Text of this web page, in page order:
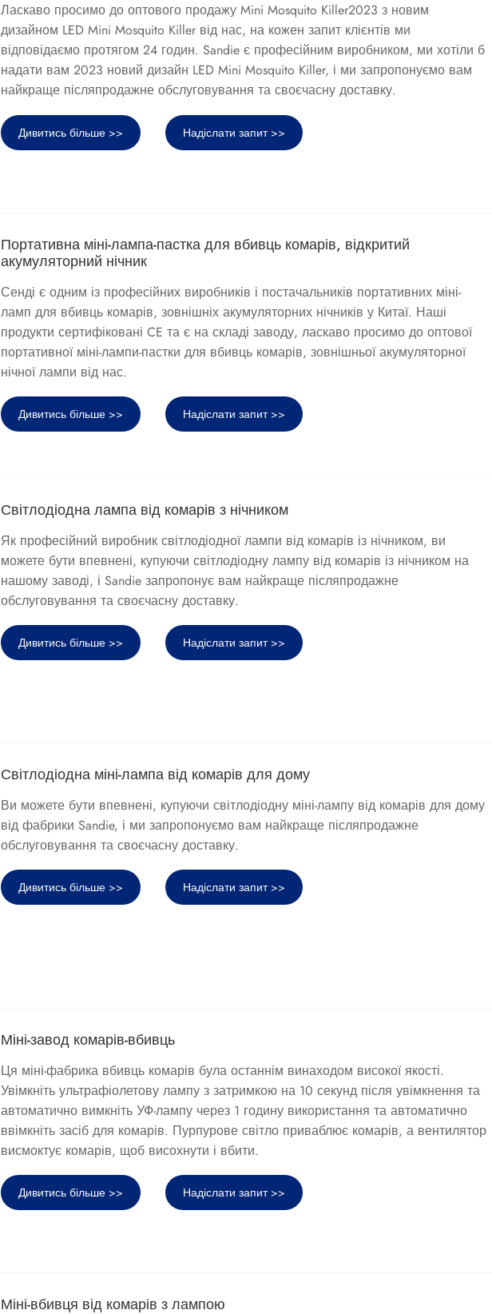
Ласкаво просимо до оптового продажу Mini Mosquito Killer2023 з новим
дизайном LED Mini Mosquito Killer від нас, на кожен запит клієнтів ми
відповідаємо протягом 24 годин. Sandie є професійним виробником, ми хотіли б
надати вам 2023 новий дизайн LED Mini Mosquito Killer, і ми запропонуємо вам
найкраще післяпродажне обслуговування та своєчасну доставку.
Дивитись більше >> Надіслати запит >>
Портативна міні-лампа-пастка для вбивць комарів, відкритий
акумуляторний нічник
Сенді є одним із професійних виробників і постачальників портативних міні-
ламп для вбивць комарів, зовнішніх акумуляторних нічників у Китаї. Наші
продукти сертифіковані CE та є на складі заводу, ласкаво просимо до оптової
портативної міні-лампи-пастки для вбивць комарів, зовнішньої акумуляторної
нічної лампи від нас.
Дивитись більше >> Надіслати запит >>
Світлодіодна лампа від комарів з нічником
Як професійний виробник світлодіодної лампи від комарів із нічником, ви
можете бути впевнені, купуючи світлодіодну лампу від комарів із нічником на
нашому заводі, і Sandie запропонує вам найкраще післяпродажне
обслуговування та своєчасну доставку.
Дивитись більше >> Надіслати запит >>
Світлодіодна міні-лампа від комарів для дому
Ви можете бути впевнені, купуючи світлодіодну міні-лампу від комарів для дому
від фабрики Sandie, і ми запропонуємо вам найкраще післяпродажне
обслуговування та своєчасну доставку.
Дивитись більше >> Надіслати запит >>
Міні-завод комарів-вбивць
Ця міні-фабрика вбивць комарів була останнім винаходом високої якості.
Увімкніть ультрафіолетову лампу з затримкою на 10 секунд після увімкнення та
автоматично вимкніть УФ-лампу через 1 годину використання та автоматично
ввімкніть засіб для комарів. Пурпурове світло приваблює комарів, а вентилятор
висмоктує комарів, щоб висохнути і вбити.
Дивитись більше >> Надіслати запит >>
Міні-вбивця від комарів з лампою